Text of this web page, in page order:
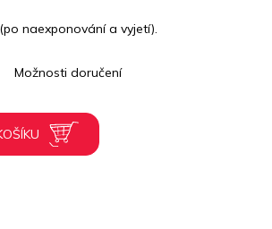
Možnosti doručení
naexponování a vyjetí).